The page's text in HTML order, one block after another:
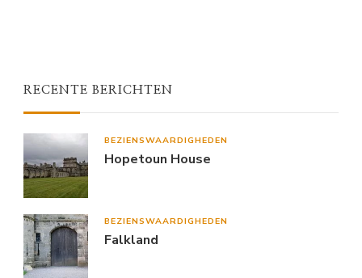
RECENTE BERICHTEN
BEZIENSWAARDIGHEDEN
Hopetoun House
BEZIENSWAARDIGHEDEN
Falkland